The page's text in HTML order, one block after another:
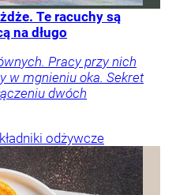
Te racuchy są
na długo
Pracy przy nich
w mgnieniu oka. Sekret
dwóch
odżywcze